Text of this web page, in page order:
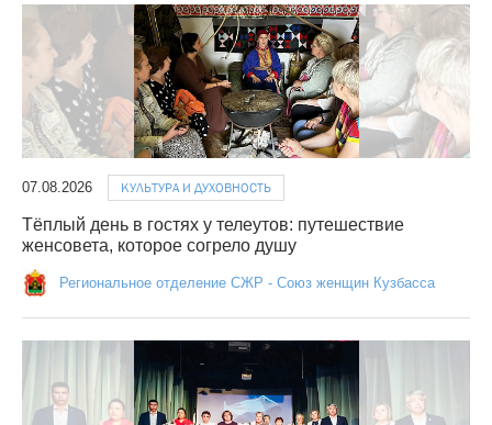
07.08.2026 КУЛЬТУРА И ДУХОВНОСТЬ
Тёплый день в гостях у телеутов: путешествие
женсовета, которое согрело душу
Региональное отделение СЖР - Союз женщин Кузбасса